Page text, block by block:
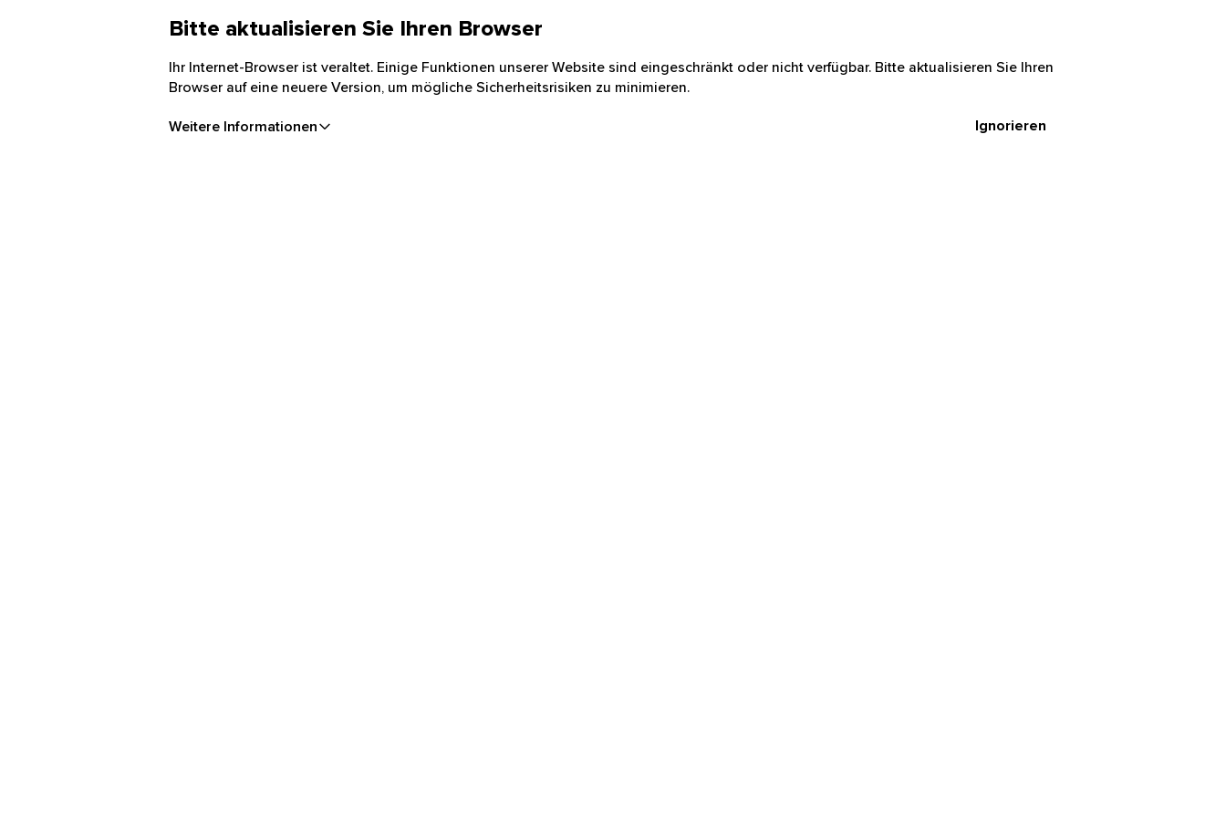
Bitte aktualisieren Sie Ihren Browser
Ihr Internet-Browser ist veraltet. Einige Funktionen unserer Website sind eingeschränkt oder nicht verfügbar. Bitte aktualisieren Sie Ihren
Browser auf eine neuere Version, um mögliche Sicherheitsrisiken zu minimieren.
Weitere Informationen Ignorieren